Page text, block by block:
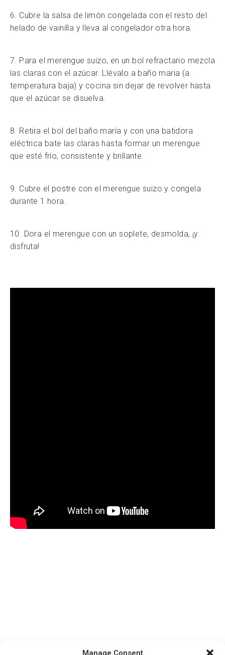
Manage Consent
6. Cubre la salsa de limón congelada con el resto del
helado de vainilla y lleva al congelador otra hora.
7. Para el merengue suizo, en un bol refractario mezcla
las claras con el azúcar. Llévalo a baño maria (a
temperatura baja) y cocina sin dejar de revolver hasta
que el azúcar se disuelva.
8. Retira el bol del baño maría y con una batidora
eléctrica bate las claras hasta formar un merengue
que esté frío, consistente y brillante.
9. Cubre el postre con el merengue suizo y congela
durante 1 hora.
10. Dora el merengue con un soplete, desmolda, ¡y
disfruta!